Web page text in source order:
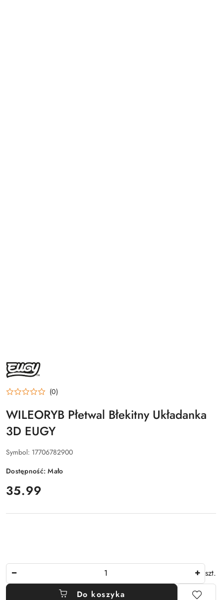
PRODUCENTA:
EUGY
(0)
WILEORYB Płetwal Błekitny Układanka
3D EUGY
Symbol: 17706782900
Dostępność:Mało
cena:
35.99
szt.
Do koszyka